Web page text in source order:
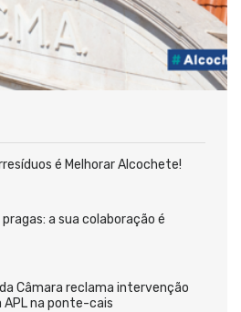
é Melhorar Alcochete!
a sua colaboração é
Câmara reclama intervenção
na ponte-cais